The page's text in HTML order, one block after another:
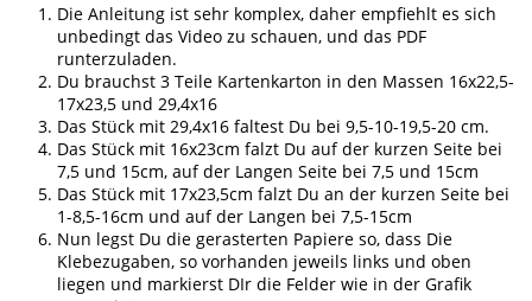
Die Anleitung ist sehr komplex, daher empfiehlt es sich
unbedingt das Video zu schauen, und das PDF
runterzuladen.
Du brauchst 3 Teile Kartenkarton in den Massen 16x22,5-
17x23,5 und 29,4x16
Das Stück mit 29,4x16 faltest Du bei 9,5-10-19,5-20 cm.
Das Stück mit 16x23cm falzt Du auf der kurzen Seite bei
7,5 und 15cm, auf der Langen Seite bei 7,5 und 15cm
Das Stück mit 17x23,5cm falzt Du an der kurzen Seite bei
1-8,5-16cm und auf der Langen bei 7,5-15cm
Nun legst Du die gerasterten Papiere so, dass Die
Klebezugaben, so vorhanden jeweils links und oben
liegen und markierst DIr die Felder wie in der Grafik